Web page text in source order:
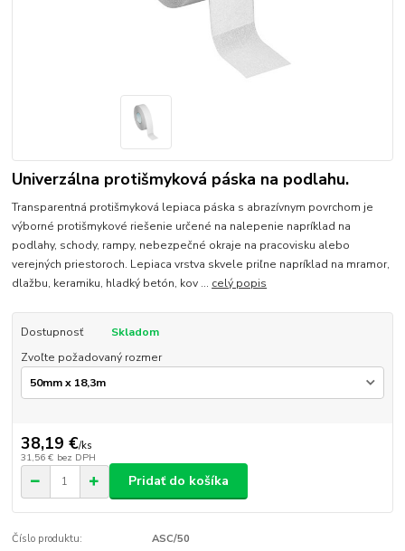
Univerzálna protišmyková páska na podlahu.
Transparentná protišmyková lepiaca páska s abrazívnym povrchom je
výborné protišmykové riešenie určené na nalepenie napríklad na
podlahy, schody, rampy, nebezpečné okraje na pracovisku alebo
verejných priestoroch. Lepiaca vrstva skvele priľne napríklad na mramor,
dlažbu, keramiku, hladký betón, kov ... celý popis
Dostupnosť
Skladom
Zvoľte požadovaný rozmer
38,19 €/ks
31,56 € bez DPH
Pridať do košíka
Číslo produktu: ASC/50